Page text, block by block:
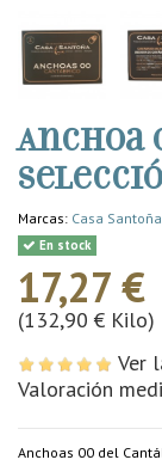
Anchoa
Marcas: Casa Santoña
En stock
17,27 €
(132,90 € Kilo)
Ver
Valoración
Anchoas 00 del